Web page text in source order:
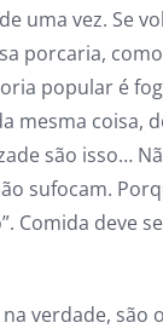
uma vez. Se
porcaria,
popular é
mesma coisa,
são isso…
sufocam.
Comida deve
verdade, são